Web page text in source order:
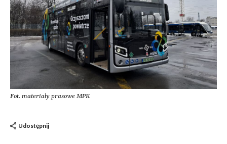
Fot. materiały prasowe MPK
Udostępnij